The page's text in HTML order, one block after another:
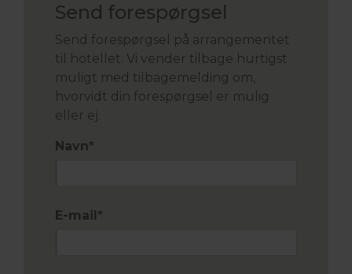
Send forespørgsel
Send forespørgsel på arrangementet
til hotellet. Vi vender tilbage hurtigst
muligt med tilbagemelding om,
hvorvidt din forespørgsel er mulig
eller ej.
Navn*
E-mail*